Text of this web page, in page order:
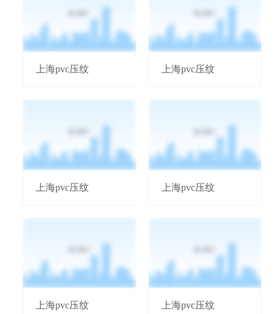
上海pvc压纹 上海pvc压纹
上海pvc压纹 上海pvc压纹
上海pvc压纹 上海pvc压纹